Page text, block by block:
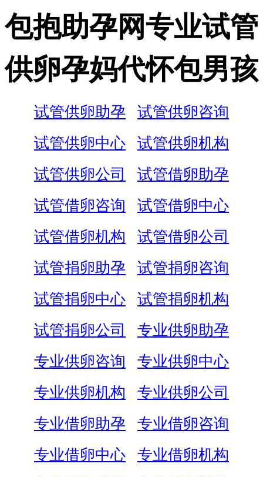
包抱助孕网专业试管
供卵孕妈代怀包男孩
试管供卵助孕
试管供卵咨询
试管供卵中心
试管供卵机构
试管供卵公司
试管借卵助孕
试管借卵咨询
试管借卵中心
试管借卵机构
试管借卵公司
试管捐卵助孕
试管捐卵咨询
试管捐卵中心
试管捐卵机构
试管捐卵公司
专业供卵助孕
专业供卵咨询
专业供卵中心
专业供卵机构
专业供卵公司
专业借卵助孕
专业借卵咨询
专业借卵中心
专业借卵机构